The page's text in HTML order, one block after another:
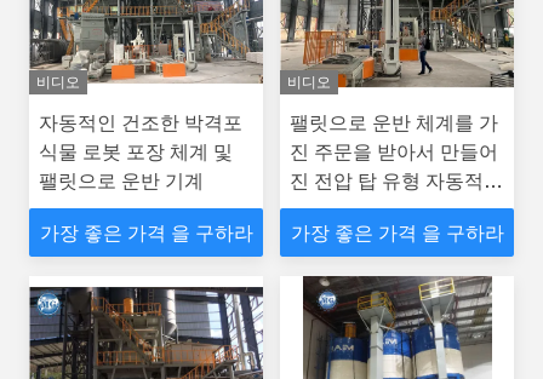
비디오
자동적인 건조한 박격포
식물 로봇 포장 체계 및
팰릿으로 운반 기계
가장 좋은 가격 을 구하라
비디오
팰릿으로 운반 체계를 가
진 주문을 받아서 만들어
진 전압 탑 유형 자동적인
도와 접착성 생산 공장
가장 좋은 가격 을 구하라